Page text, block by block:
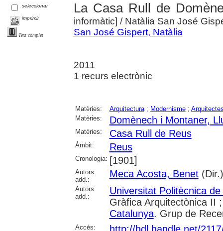
seleccionar
imprimir
Text complet
La Casa Rull de
informàtic] / Natàlia San José
San José Gispert, Natàlia
2011
1 recurs electrònic
Matèries: Arquitectura; Modernisme;
Matèries:
Domènech i Montaner,
Matèries: Casa Rull de Reus
Àmbit: Reus
Cronologia: [1901]
Autors
add.:
Meca Acosta, Benet(Dir.)
Autors
add.:
Universitat Politècnica
Gràfica Arquitectònica II
Catalunya. Grup de
Accés: